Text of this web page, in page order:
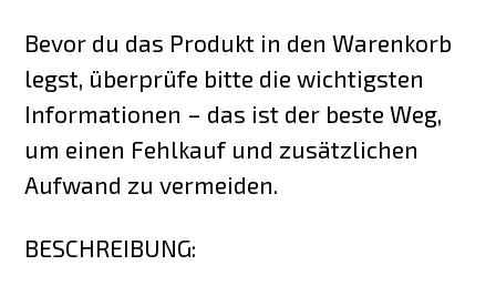
Bevor du das Produkt in den Warenkorb
legst, überprüfe bitte die wichtigsten
Informationen – das ist der beste Weg,
um einen Fehlkauf und zusätzlichen
Aufwand zu vermeiden.
BESCHREIBUNG: